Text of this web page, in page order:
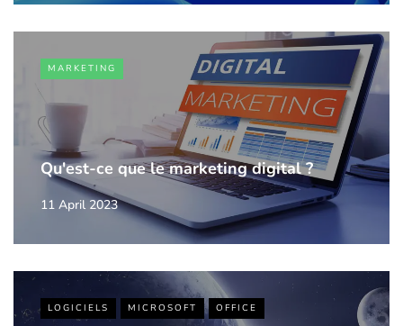
MARKETING
Qu'est-ce que le marketing digital ?
11 April 2023
LOGICIELS MICROSOFT OFFICE